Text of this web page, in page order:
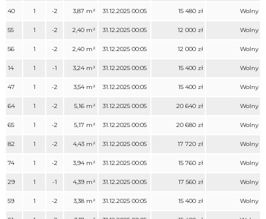
40 1 -2 3,87 m² 31.12.2025 00:05 15 480 zł Wolny
55 1 -2 2,40 m² 31.12.2025 00:05 12 000 zł Wolny
56 1 -2 2,40 m² 31.12.2025 00:05 12 000 zł Wolny
14 1 -1 3,24 m² 31.12.2025 00:05 15 400 zł Wolny
47 1 -2 3,54 m² 31.12.2025 00:05 15 400 zł Wolny
64 1 -2 5,16 m² 31.12.2025 00:05 20 640 zł Wolny
65 1 -2 5,17 m² 31.12.2025 00:05 20 680 zł Wolny
82 1 -2 4,43 m² 31.12.2025 00:05 17 720 zł Wolny
74 1 -2 3,94 m² 31.12.2025 00:05 15 760 zł Wolny
29 1 -1 4,39 m² 31.12.2025 00:05 17 560 zł Wolny
59 1 -2 3,38 m² 31.12.2025 00:05 15 400 zł Wolny